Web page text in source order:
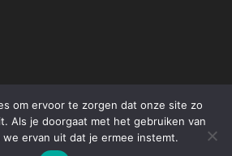
marketing nodig?
Contactformulier
Algemene voorwaarden
om ervoor te zorgen dat onze site zo
Als je doorgaat met het gebruiken van
we ervan uit dat je ermee instemt.